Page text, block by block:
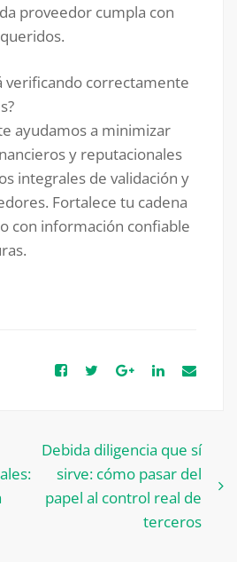
proveedor cumpla con
verificando correctamente
ayudamos a minimizar
y reputacionales
integrales de validación y
Fortalece tu cadena
con información confiable
Debida diligencia que sí
sirve: cómo pasar del
papel al control real de
terceros